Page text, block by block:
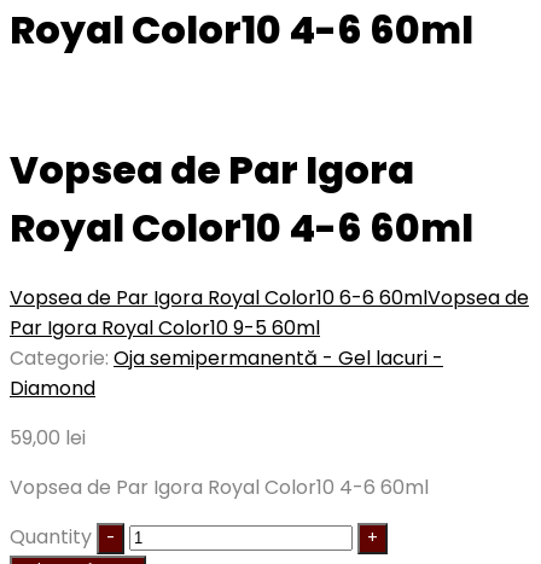
Royal Color10 4-6 60ml
Vopsea de Par Igora
Royal Color10 4-6 60ml
Vopsea de Par Igora Royal Color10 6-6 60mlVopsea de
Par Igora Royal Color10 9-5 60ml
Categorie: Oja semipermanentă - Gel lacuri -
Diamond
59,00 lei
Vopsea de Par Igora Royal Color10 4-6 60ml
Quantity